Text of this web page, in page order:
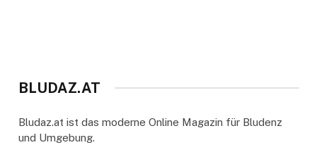
BLUDAZ.AT
Bludaz.at ist das moderne Online Magazin für Bludenz
und Umgebung.